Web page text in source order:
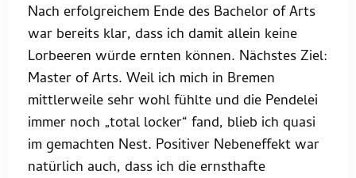
Nach erfolgreichem Ende des Bachelor of Arts
war bereits klar, dass ich damit allein keine
Lorbeeren würde ernten können. Nächstes Ziel:
Master of Arts. Weil ich mich in Bremen
mittlerweile sehr wohl fühlte und die Pendelei
immer noch „total locker“ fand, blieb ich quasi
im gemachten Nest. Positiver Nebeneffekt war
natürlich auch, dass ich die ernsthafte